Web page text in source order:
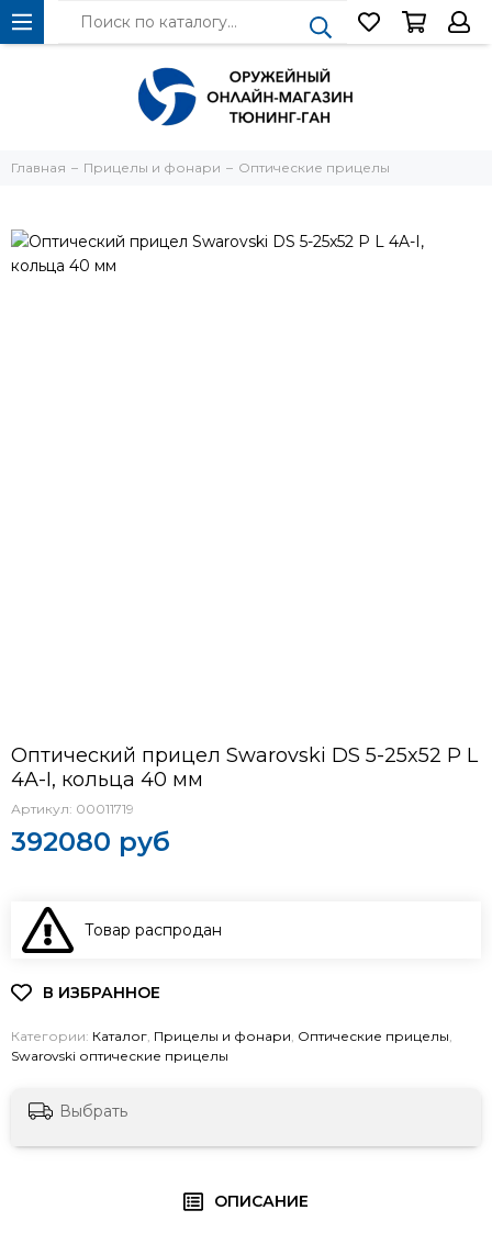
Главная Прицелы и фонари Оптические прицелы
Оптический прицел Swarovski DS 5-25x52 P L
4A-I, кольца 40 мм
Артикул: 00011719
392080 руб
Товар распродан
Категории: Каталог, Прицелы и фонари, Оптические прицелы,
Swarovski оптические прицелы
Выбрать
ОПИСАНИЕ